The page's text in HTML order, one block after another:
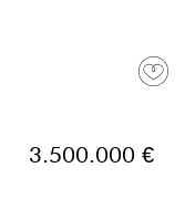
3.500.000 €